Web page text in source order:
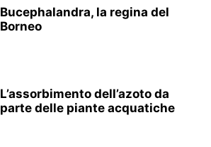
Bucephalandra, la regina del
Borneo
L’assorbimento dell’azoto da
parte delle piante acquatiche